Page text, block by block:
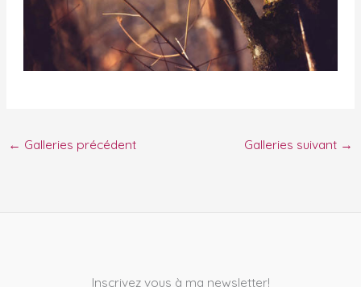
← Galleries précédent Galleries suivant →
Inscrivez vous à ma newsletter!